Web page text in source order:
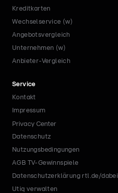
Kreditkarten
Wechselservice (w)
Angebotsvergleich
Unternehmen (w)
Anbieter-Vergleich
Service
Kontakt
Impressum
Privacy Center
Datenschutz
Nutzungsbedingungen
AGB TV-Gewinnspiele
Datenschutzerklärung rtl.de/dabei
Utiq verwalten